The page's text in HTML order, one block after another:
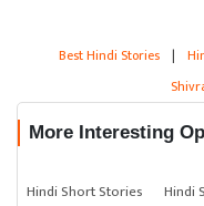
Best Hindi Stories |
More Interesting
Hindi Short Stories Hindi